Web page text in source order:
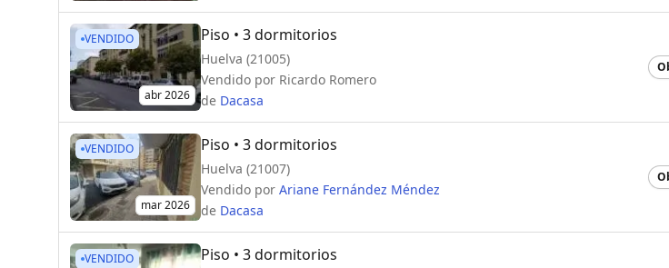
VENDIDO
abr 2026
Piso • 3 dormitorios
Huelva (21005)
Vendido por Ricardo Romero
de Dacasa
VENDIDO
mar 2026
Piso • 3 dormitorios
Huelva (21007)
Vendido por Ariane Fernández Méndez
de Dacasa
VENDIDO Piso • 3 dormitorios